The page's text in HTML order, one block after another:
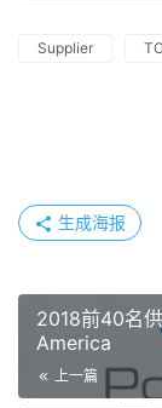
Supplier
生成海报
2018前40名
America
上一篇